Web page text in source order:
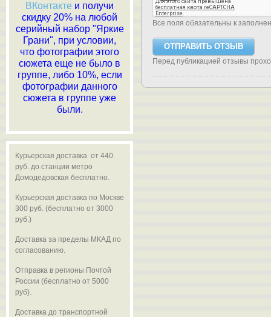
Все поля обязательны к
Перед публикацией отзывы
ВКонтакте и получи
скидку 20% на любой
серийный набор "Яркие
Грани", при условии,
что фотографии этого
сюжета еще не было в
группе, либо 10%, если
фотографии данного
сюжета в группе уже
были.
Курьерская доставка от 440
руб. до станции метро
Домодедовская бесплатно.
Курьерская доставка по Москве
300 руб. (бесплатно от 3000
руб.)
Доставка за пределы МКАД по
согласованию.
Отправка в регионы Почтой
России (бесплатно от 5000
руб).
Доставка до транспортной